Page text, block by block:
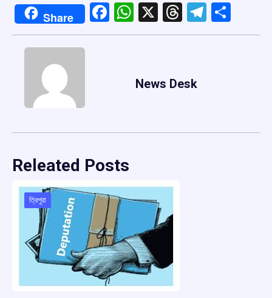
Share Facebook
WhatsApp
X Threads
News Desk
Releated Posts
ত্রিপুরা